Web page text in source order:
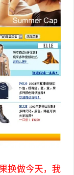
换做今天，我